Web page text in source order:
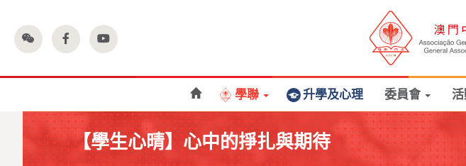
學聯 升學及心理 委員會 活
【學生心晴】心中的掙扎與期待